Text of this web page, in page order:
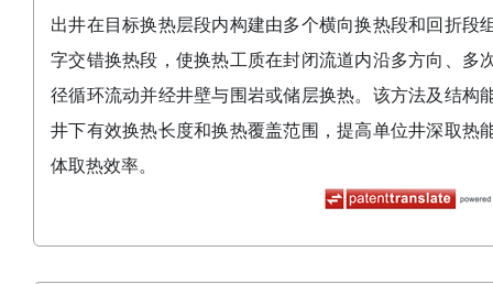
出井在目标换热层段内构建由多个横向换热段和回折段
字交错换热段，使换热工质在封闭流道内沿多方向、多
径循环流动并经井壁与围岩或储层换热。该方法及结构
井下有效换热长度和换热覆盖范围，提高单位井深取热
体取热效率。